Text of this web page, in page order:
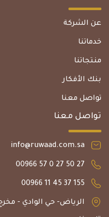
عن الشركة
خدماتنا
منتجاتنا
بنك الأفكار
تواصل معنا
تواصل معنا
info@ruwaad.com.sa
الرياض- حي الوادي - مخرج